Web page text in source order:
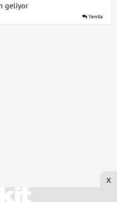
geliyor
Yanıtla
x